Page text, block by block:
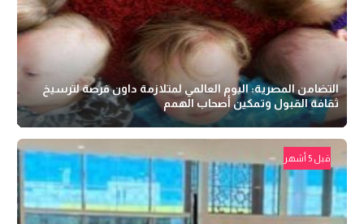
التضامن المصرية: اليوم العالمي لمتلازمة داون فرصة لترسيخ
ثقافة القبول وتمكين أصحاب الهمم
قبل 5 أشهر